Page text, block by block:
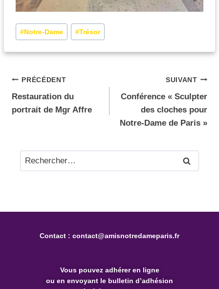
#Notre-Dame #Trésor
PRÉCÉDENT
Restauration du
portrait de Mgr Affre
SUIVANT
Conférence « Sculpter
des cloches pour
Notre-Dame de Paris »
Contact : contact@amisnotredameparis.fr
Vous pouvez adhérer en ligne
ou en envoyant le bulletin d’adhésion